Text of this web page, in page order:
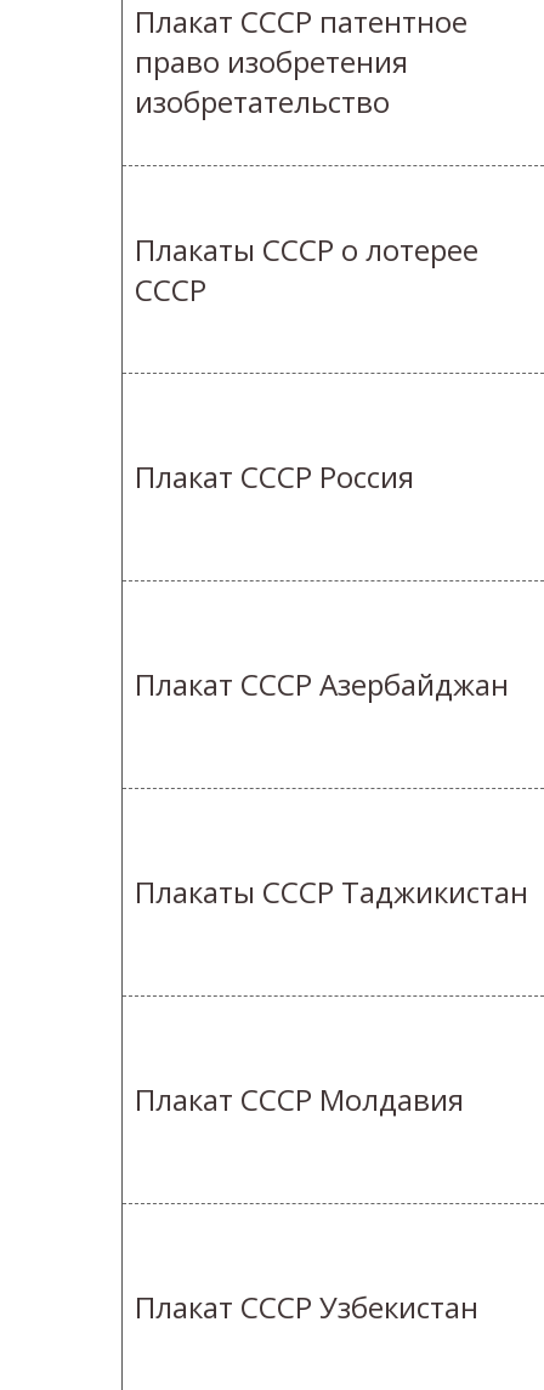
Плакат СССР патентное
право изобретения
изобретательство
Плакаты СССР о лотерее
СССР
Плакат СССР Россия
Плакат СССР Азербайджан
Плакаты СССР Таджикистан
Плакат СССР Молдавия
Плакат СССР Узбекистан